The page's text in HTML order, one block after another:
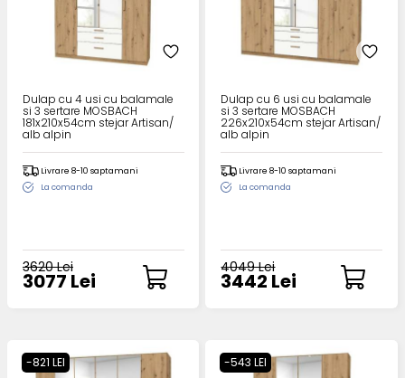
Dulap cu 4 usi cu balamale
si 3 sertare MOSBACH
181x210x54cm stejar Artisan/
alb alpin
Livrare 8-10 saptamani
La comanda
3620 Lei
3077 Lei
Dulap cu 6 usi cu balamale
si 3 sertare MOSBACH
226x210x54cm stejar Artisan/
alb alpin
Livrare 8-10 saptamani
La comanda
4049 Lei
3442 Lei
-821 LEI -543 LEI